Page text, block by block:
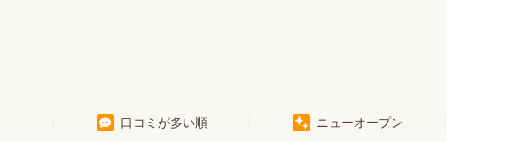
口コミが多い順 ニューオープン